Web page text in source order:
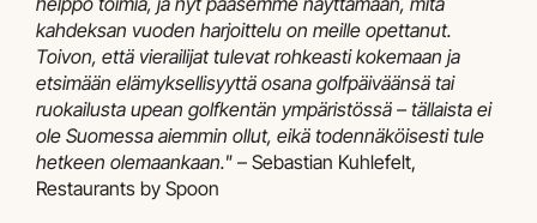
kahdeksan vuoden harjoittelu on meille opettanut.
Toivon, että vierailijat tulevat rohkeasti kokemaan ja
etsimään elämyksellisyyttä osana golfpäiväänsä tai
ruokailusta upean golfkentän ympäristössä – tällaista ei
ole Suomessa aiemmin ollut, eikä todennäköisesti tule
hetkeen olemaankaan." – Sebastian Kuhlefelt,
Restaurants by Spoon